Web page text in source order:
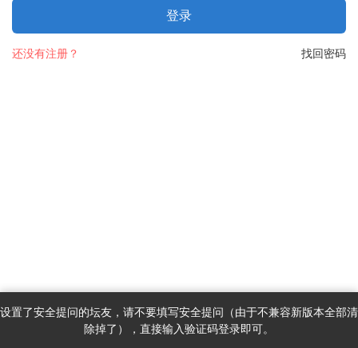
登录
找回密码
还没有注册？
消息 发现
设置了安全提问的坛友，请不要填写安全提问（由于不兼容新版本全部清
除掉了），直接输入验证码登录即可。